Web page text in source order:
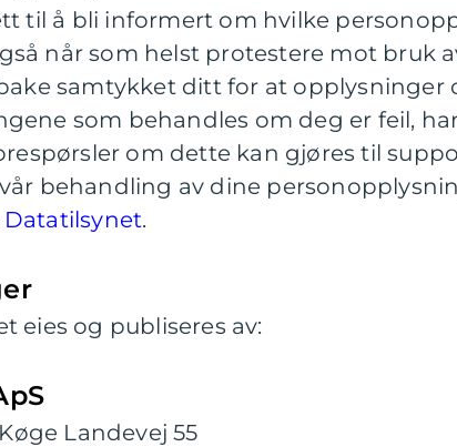
til å bli informert om hvilke
når som helst protestere mot bruk
samtykket ditt for at opplysninger
som behandles om deg er feil,
om dette kan gjøres til
behandling av dine
Datatilsynet.
eies og publiseres av:
Landevej 55